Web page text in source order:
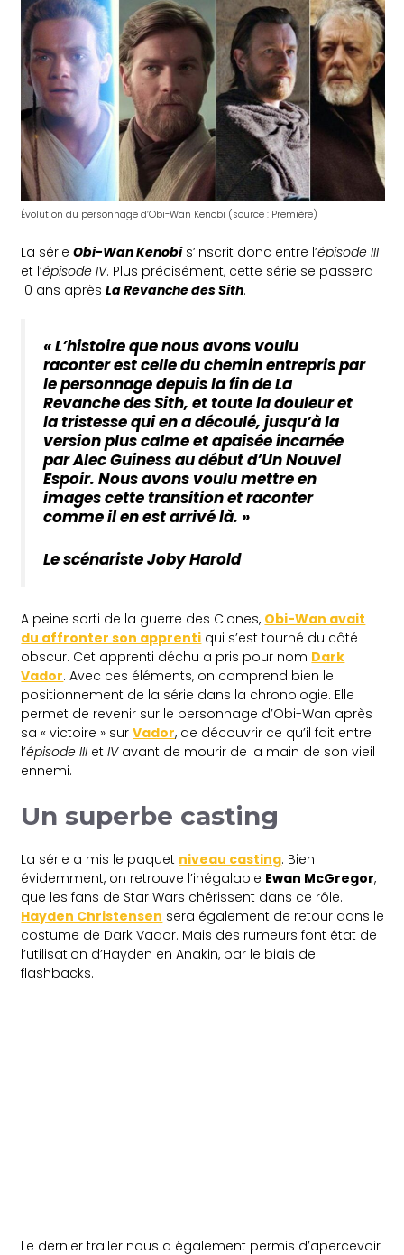
Évolution du personnage d’Obi-Wan Kenobi (source : Première)
La sérieObi-Wan Kenobis’inscrit donc entre l’épisode III
et l’épisode IV. Plus précisément, cette série se passera
10 ans aprèsLa Revanche des Sith.
« L’histoire que nous avons voulu
raconter est celle du chemin entrepris par
le personnage depuis la fin de La
Revanche des Sith, et toute la douleur et
la tristesse qui en a découlé, jusqu’à la
version plus calme et apaisée incarnée
par Alec Guiness au début d’Un Nouvel
Espoir. Nous avons voulu mettre en
images cette transition et raconter
comme il en est arrivé là. »
Le scénariste Joby Harold
A peine sorti de la guerre des Clones, Obi-Wan avait
du affronter son apprenti qui s’est tourné du côté
obscur. Cet apprenti déchu a pris pour nom Dark
Vador. Avec ces éléments, on comprend bien le
positionnement de la série dans la chronologie. Elle
permet de revenir sur le personnage d’Obi-Wan après
sa « victoire » surVador, de découvrir ce qu’il fait entre
l’épisode III etIVavant de mourir de la main de son vieil
ennemi.
Un superbe casting
La série a mis le paquet niveau casting. Bien
évidemment, on retrouve l’inégalable Ewan McGregor,
que les fans de Star Wars chérissent dans ce rôle.
Hayden Christensen sera également de retour dans le
costume de Dark Vador. Mais des rumeurs font état de
l’utilisation d’Hayden en Anakin, par le biais de
flashbacks.
Le dernier trailer nous a également permis d’apercevoir